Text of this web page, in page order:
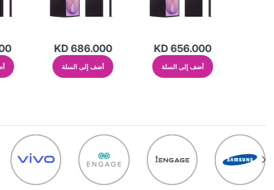
KD 656.000
أضف إلى السلة
KD 686.000
أضف إلى السلة